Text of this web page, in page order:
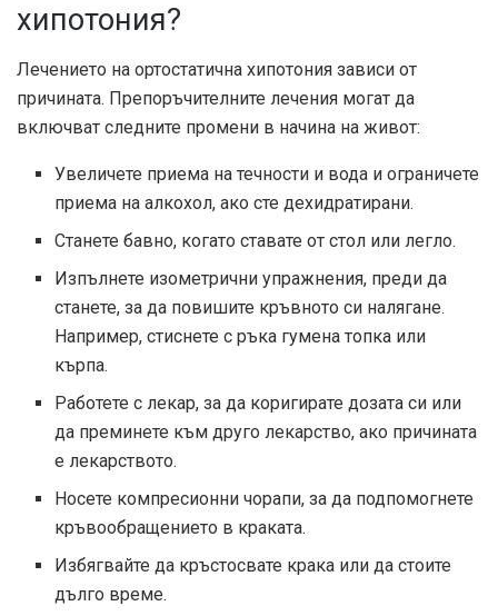
хипотония?
Лечението на ортостатична хипотония зависи от
причината. Препоръчителните лечения могат да
включват следните промени в начина на живот:
Увеличете приема на течности и вода и ограничете
приема на алкохол, ако сте дехидратирани.
Станете бавно, когато ставате от стол или легло.
Изпълнете изометрични упражнения, преди да
станете, за да повишите кръвното си налягане.
Например, стиснете с ръка гумена топка или
кърпа.
Работете с лекар, за да коригирате дозата си или
да преминете към друго лекарство, ако причината
е лекарството.
Носете компресионни чорапи, за да подпомогнете
кръвообращението в краката.
Избягвайте да кръстосвате крака или да стоите
дълго време.